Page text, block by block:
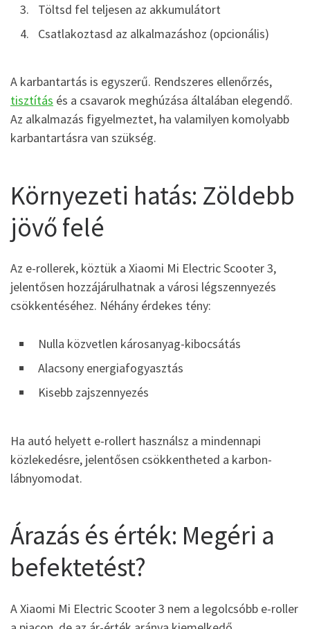
Töltsd fel teljesen az akkumulátort
Csatlakoztasd az alkalmazáshoz (opcionális)
A karbantartás is egyszerű. Rendszeres ellenőrzés,
tisztítás és a csavarok meghúzása általában elegendő.
Az alkalmazás figyelmeztet, ha valamilyen komolyabb
karbantartásra van szükség.
Környezeti hatás: Zöldebb
jövő felé
Az e-rollerek, köztük a Xiaomi Mi Electric Scooter 3,
jelentősen hozzájárulhatnak a városi légszennyezés
csökkentéséhez. Néhány érdekes tény:
Nulla közvetlen károsanyag-kibocsátás
Alacsony energiafogyasztás
Kisebb zajszennyezés
Ha autó helyett e-rollert használsz a mindennapi
közlekedésre, jelentősen csökkentheted a karbon-
lábnyomodat.
Árazás és érték: Megéri a
befektetést?
A Xiaomi Mi Electric Scooter 3 nem a legolcsóbb e-roller